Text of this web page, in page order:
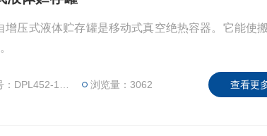
增压式液体贮存罐是移动式真空绝热容器。它能使
180-1.38 I 浏览量：3062 查看更